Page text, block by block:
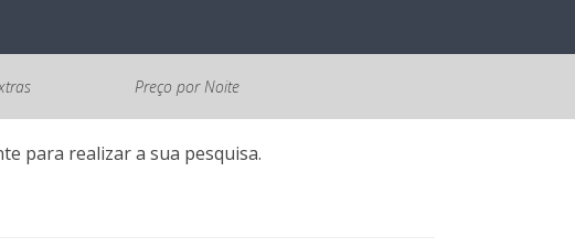
Preço por Noite
para realizar a sua pesquisa.